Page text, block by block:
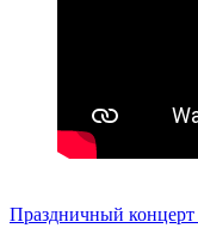
Праздничный концерт